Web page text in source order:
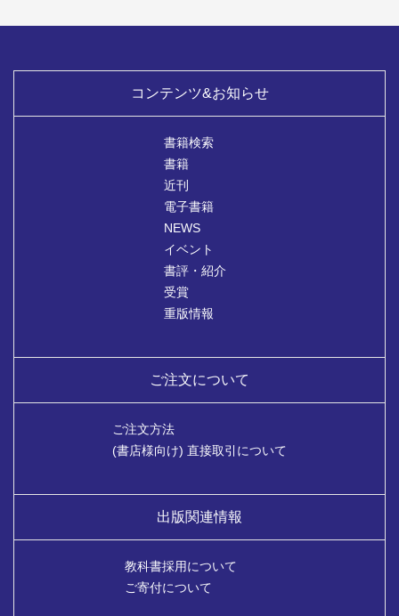
コンテンツ&お知らせ
書籍検索
書籍
近刊
電子書籍
NEWS
イベント
書評・紹介
受賞
重版情報
ご注文について
ご注文方法
(書店様向け) 直接取引について
出版関連情報
教科書採用について
ご寄付について